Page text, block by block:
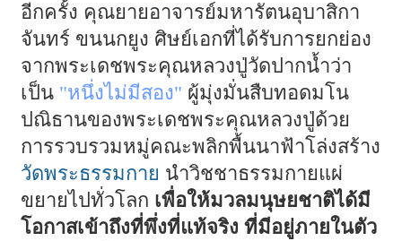
อีกครั้ง คุณยายอาจารย์มหารัตนอุบาสิกา
จันทร์ ขนนกยูง ศิษย์เอกที่ได้รับการยกย่อง
จากพระเดชพระคุณหลวงปู่วัดปากน้ำว่า
เป็น "หนึ่งไม่มีสอง" ผู้มุ่งมั่นสืบทอดมโน
ปณิธานของพระเดชพระคุณหลวงปู่ด้วย
การรวบรวมหมู่คณะพลิกพื้นนาฟ้าโล่งสร้าง
วัดพระธรรมกาย นำวิชชาธรรมกายแผ่
ขยายไปทั่วโลก เพื่อให้มวลมนุษยชาติได้มี
โอกาสเข้าถึงที่พึ่งที่แท้จริง ที่มีอยู่ภายในตัว